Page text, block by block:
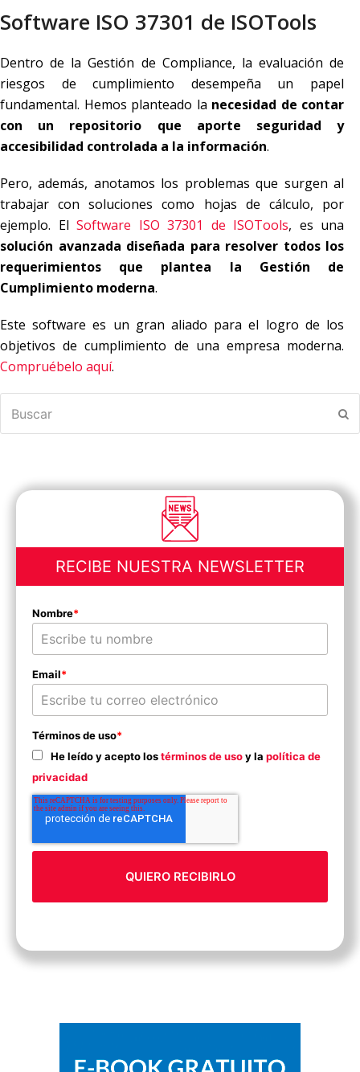
Software ISO 37301 de ISOTools
Dentro de la Gestión de Compliance, la evaluación de
riesgos de cumplimiento desempeña un papel
fundamental. Hemos planteado la necesidad de contar
con un repositorio que aporte seguridad y
accesibilidad controlada a la información.
Pero, además, anotamos los problemas que surgen al
trabajar con soluciones como hojas de cálculo, por
ejemplo. El Software ISO 37301 de ISOTools, es una
solución avanzada diseñada para resolver todos los
requerimientos que plantea la Gestión de
Cumplimiento moderna.
Este software es un gran aliado para el logro de los
objetivos de cumplimiento de una empresa moderna.
Compruébelo aquí.
RECIBE NUESTRA NEWSLETTER
Nombre*
Email*
Términos de uso*
He leído y acepto lostérminos de usoy la política de
privacidad